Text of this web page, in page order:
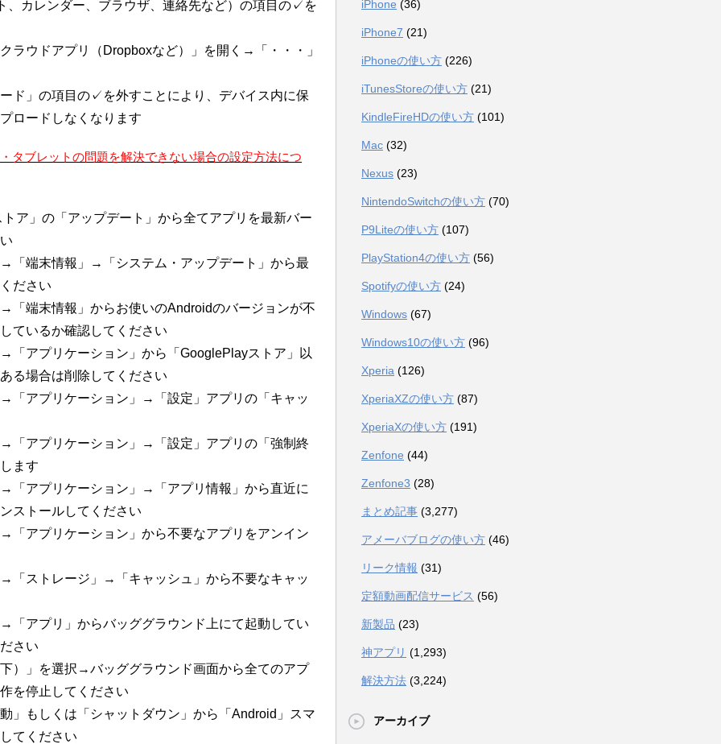
、カレンダー、ブラウザ、連絡先など）の項目の✓を
ラウドアプリ（Dropboxなど）」を開く→「・・・」
ド」の項目の✓を外すことにより、デバイス内に保
ロードしなくなります
タブレットの問題を解決できない場合の設定方法につ
ア」の「アップデート」から全てアプリを最新バー
「端末情報」→「システム・アップデート」から最
ださい
端末情報」からお使いのAndroidのバージョンが不
ているか確認してください
アプリケーション」から「GooglePlayストア」以
る場合は削除してください
「アプリケーション」→「設定」アプリの「キャッ
「アプリケーション」→「設定」アプリの「強制終
ます
「アプリケーション」→「アプリ情報」から直近に
ストールしてください
アプリケーション」から不要なアプリをアンイン
「ストレージ」→「キャッシュ」から不要なキャッ
アプリ」からバッググラウンド上にて起動してい
さい
）」を選択→バッググラウンド画面から全てのアプ
を停止してください
」もしくは「シャットダウン」から「Android」スマ
てください
iPhone (36)
iPhone7 (21)
iPhoneの使い方 (226)
iTunesStoreの使い方 (21)
KindleFireHDの使い方 (101)
Mac (32)
Nexus (23)
NintendoSwitchの使い方 (70)
P9Liteの使い方 (107)
PlayStation4の使い方 (56)
Spotifyの使い方 (24)
Windows (67)
Windows10の使い方 (96)
Xperia (126)
XperiaXZの使い方 (87)
XperiaXの使い方 (191)
Zenfone (44)
Zenfone3 (28)
まとめ記事 (3,277)
アメーバブログの使い方 (46)
リーク情報 (31)
定額動画配信サービス (56)
新製品 (23)
神アプリ (1,293)
解決方法 (3,224)
アーカイブ